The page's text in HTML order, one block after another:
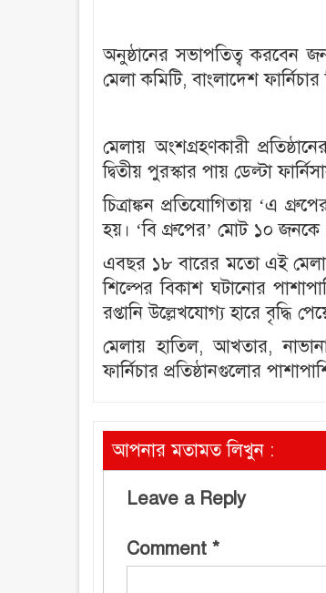
অনুষ্ঠানের সভাপতিত্ব করবেন
মেলা কমিটি, বাংলাদেশ
মেলায় অংশগ্রহণকারী
দ্বিতীয় পুরস্কার পায় ডেল্টা
চিত্রাঙ্কন প্রতিযোগিতায় ‘এ
হয়। ‘বি গ্রুপের’ মোট ১০ জনকে
এবছর ১৮ বারের মতো এই মেলা
শিল্পের বিকাশ ঘটানোর
রপ্তানি উল্লেখযোগ্য হারে বৃদ্ধি
মেলায় হাতিল, আখতার,
ফার্নিচার প্রতিষ্ঠানগুলোর
আপনার মতামত লিখুন :
Leave a Reply
Comment *